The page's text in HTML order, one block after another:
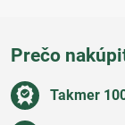
Prečo
Takmer